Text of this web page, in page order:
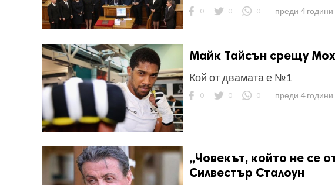
0 0 0 преди 4 години
Майк Тайсън срещу
Кой от двамата е №1
0 0 0 преди 4 години
„Човекът, който не се
Силвестър Сталоун